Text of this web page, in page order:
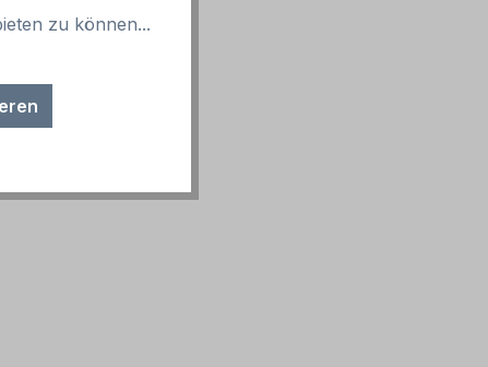
zu können...